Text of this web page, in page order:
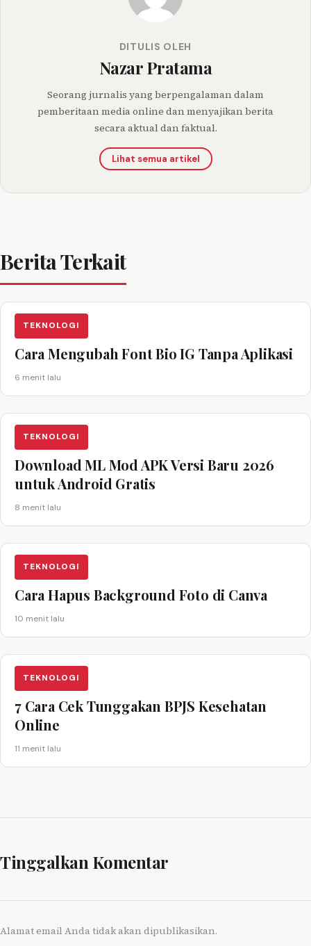
DITULIS OLEH
Nazar Pratama
Seorang jurnalis yang berpengalaman dalam
pemberitaan media online dan menyajikan berita
secara aktual dan faktual.
Lihat semua artikel
Berita Terkait
TEKNOLOGI
Cara Mengubah Font Bio IG Tanpa Aplikasi
6 menit lalu
TEKNOLOGI
Download ML Mod APK Versi Baru 2026
untuk Android Gratis
8 menit lalu
TEKNOLOGI
Cara Hapus Background Foto di Canva
10 menit lalu
TEKNOLOGI
7 Cara Cek Tunggakan BPJS Kesehatan
Online
11 menit lalu
Tinggalkan Komentar
Alamat email Anda tidak akan dipublikasikan.